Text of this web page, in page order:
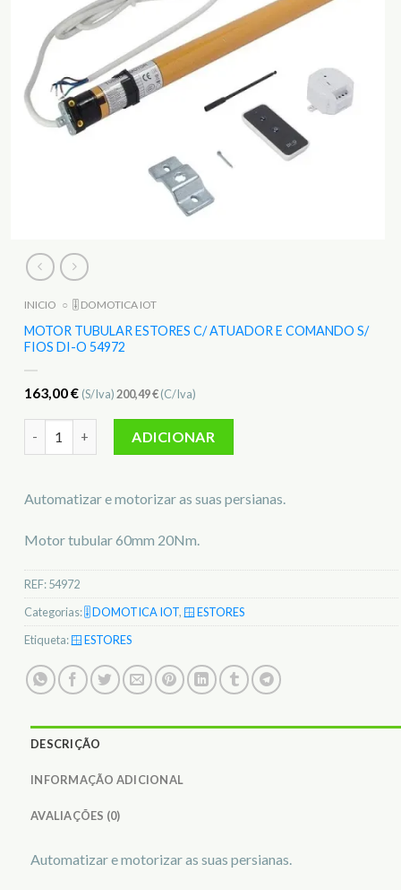
INICIO ○ 🎚️ DOMOTICA IOT
MOTOR TUBULAR ESTORES C/ ATUADOR E COMANDO S/
FIOS DI-O 54972
163,00€ (S/Iva)200,49€(C/Iva)
ADICIONAR
Automatizar e motorizar as suas persianas.
Motor tubular 60mm 20Nm.
REF:54972
Categorias: 🎚️ DOMOTICA IOT, 🪟 ESTORES
Etiqueta:🪟 ESTORES
DESCRIÇÃO
INFORMAÇÃO ADICIONAL
AVALIAÇÕES (0)
Automatizar e motorizar as suas persianas.